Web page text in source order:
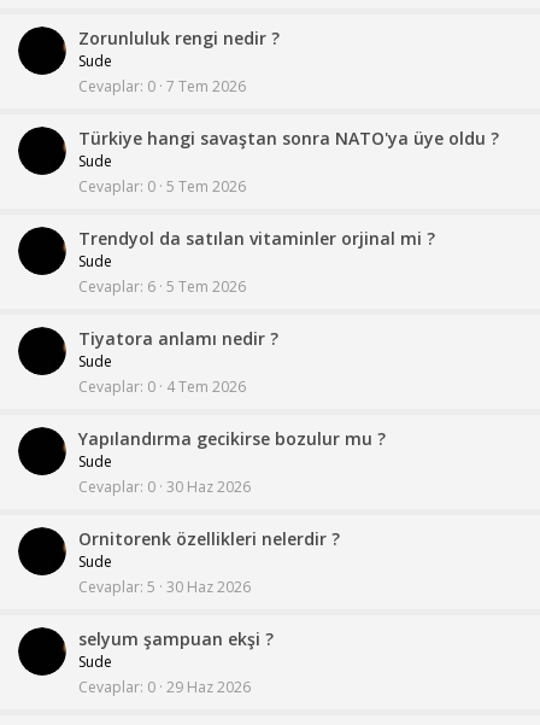
Zorunluluk rengi nedir ?
Sude
Cevaplar 0 7 Tem 2026
Türkiye hangi savaştan sonra NATO'ya üye oldu ?
Sude
Cevaplar 0 5 Tem 2026
Trendyol da satılan vitaminler orjinal mi ?
Sude
Cevaplar 6 5 Tem 2026
Tiyatora anlamı nedir ?
Sude
Cevaplar 0 4 Tem 2026
Yapılandırma gecikirse bozulur mu ?
Sude
Cevaplar 0 30 Haz 2026
Ornitorenk özellikleri nelerdir ?
Sude
Cevaplar 5 30 Haz 2026
selyum şampuan ekşi ?
Sude
Cevaplar 0 29 Haz 2026